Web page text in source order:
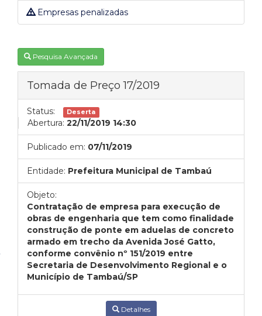
Empresas penalizadas
Pesquisa Avançada
Tomada de Preço 17/2019
Status: Deserta
Abertura: 22/11/2019 14:30
Publicado em: 07/11/2019
Entidade: Prefeitura Municipal de Tambaú
Objeto:
Contratação de empresa para execução de
obras de engenharia que tem como finalidade
construção de ponte em aduelas de concreto
armado em trecho da Avenida José Gatto,
conforme convênio nº 151/2019 entre
Secretaria de Desenvolvimento Regional e o
Município de Tambaú/SP
Detalhes